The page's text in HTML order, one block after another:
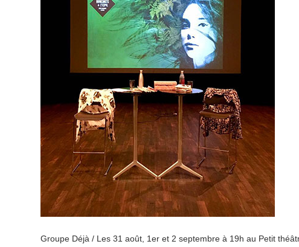
Groupe Déjà / Les 31 août, 1er et 2 septembre à 19h au Petit